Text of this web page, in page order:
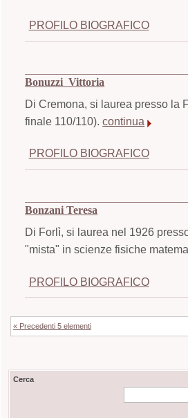
PROFILO BIOGRAFICO
Bonuzzi Vittoria
Di Cremona, si laurea presso la
finale 110/110).continua
PROFILO BIOGRAFICO
Bonzani Teresa
Di Forlì, si laurea nel 1926
"mista" in scienze fisiche
PROFILO BIOGRAFICO
« Precedenti 5 elementi
Cerca